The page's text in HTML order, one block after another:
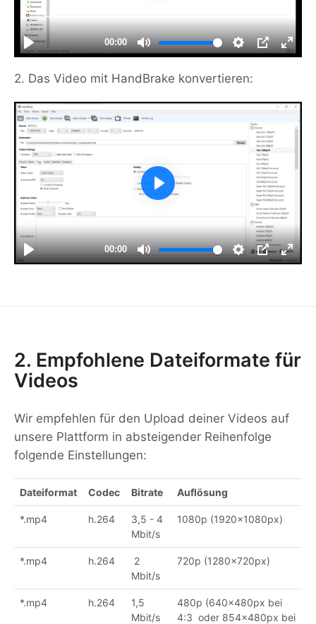
2. Das Video mit HandBrake konvertieren:
2. Empfohlene Dateiformate für
Videos
Wir empfehlen für den Upload deiner Videos auf
unsere Plattform in absteigender Reihenfolge
folgende Einstellungen:
Dateiformat Codec Bitrate Auflösung
*.mp4 h.264
3,5 - 4
Mbit/s
1080p (1920x1080px)
*.mp4 h.264
2
Mbit/s
720p (1280x720px)
*.mp4 h.264
1,5
Mbit/s
480p (640x480px bei
4:3 oder 854x480px bei